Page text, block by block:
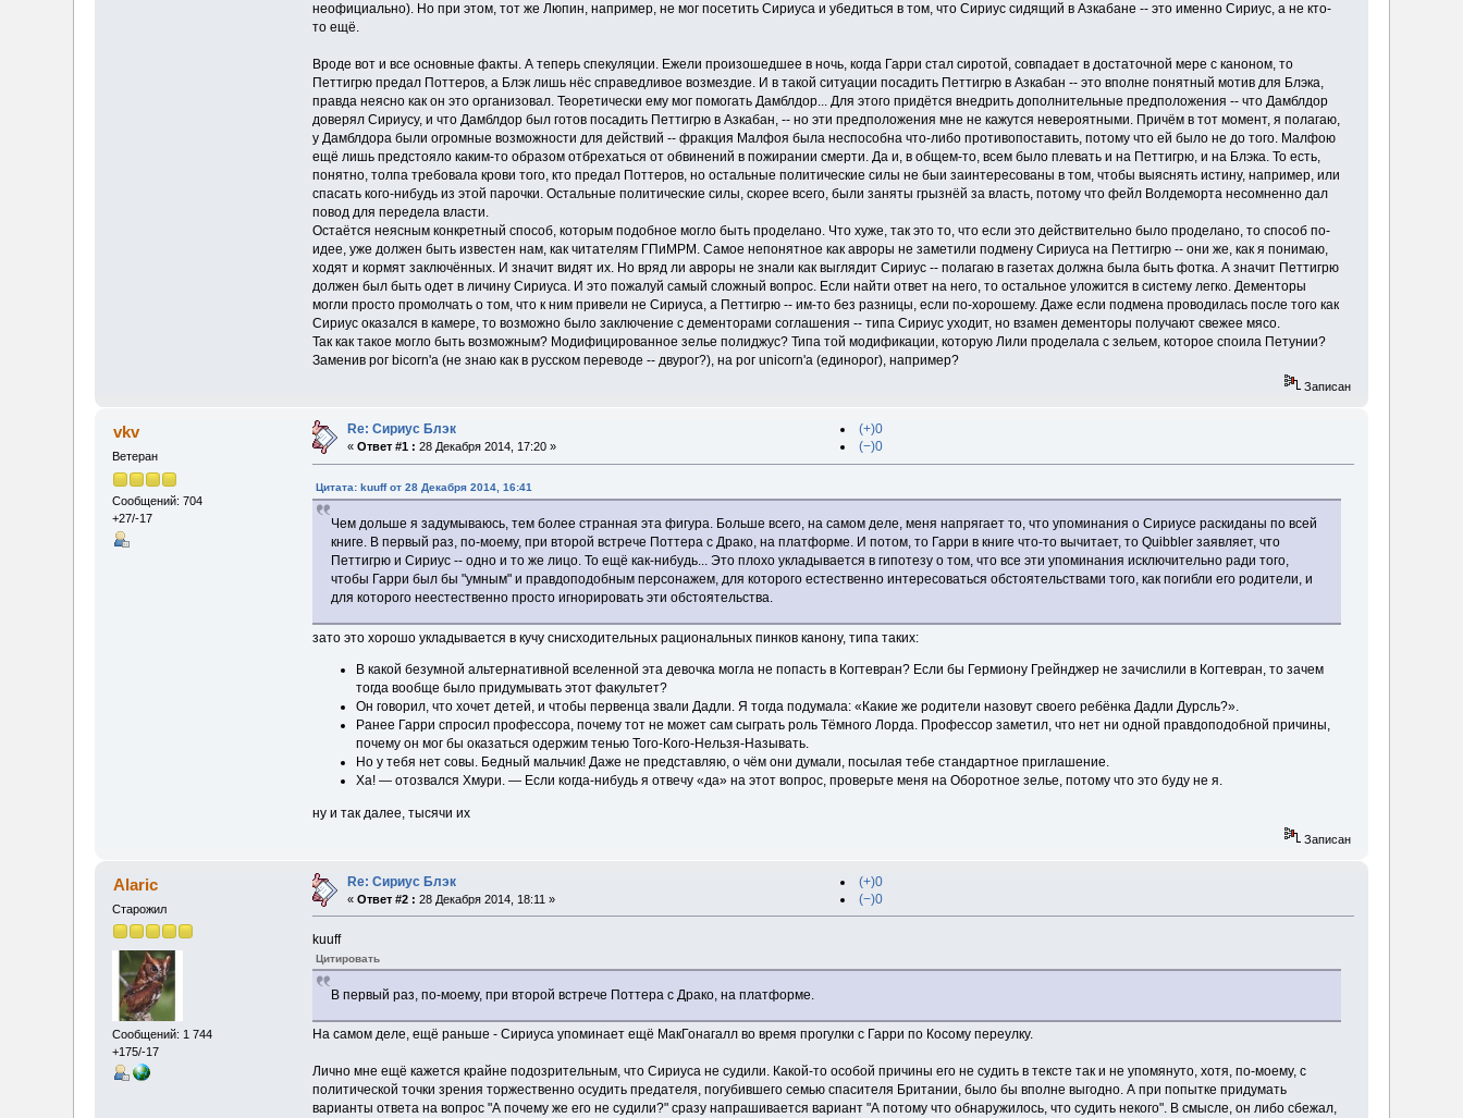
неофициально). Но при этом, тот же Люпин, например, не мог посетить Сириуса и убедиться в том, что Сириус сидящий в Азкабане -- это именно Сириус, а не кто-
то ещё.
Вроде вот и все основные факты. А теперь спекуляции. Ежели произошедшее в ночь, когда Гарри стал сиротой, совпадает в достаточной мере с каноном, то
Петтигрю предал Поттеров, а Блэк лишь нёс справедливое возмездие. И в такой ситуации посадить Петтигрю в Азкабан -- это вполне понятный мотив для Блэка,
правда неясно как он это организовал. Теоретически ему мог помогать Дамблдор... Для этого придётся внедрить дополнительные предположения -- что Дамблдор
доверял Сириусу, и что Дамблдор был готов посадить Петтигрю в Азкабан, -- но эти предположения мне не кажутся невероятными. Причём в тот момент, я полагаю,
у Дамблдора были огромные возможности для действий -- фракция Малфоя была неспособна что-либо противопоставить, потому что ей было не до того. Малфою
ещё лишь предстояло каким-то образом отбрехаться от обвинений в пожирании смерти. Да и, в общем-то, всем было плевать и на Петтигрю, и на Блэка. То есть,
понятно, толпа требовала крови того, кто предал Поттеров, но остальные политические силы не быи заинтересованы в том, чтобы выяснять истину, например, или
спасать кого-нибудь из этой парочки. Остальные политические силы, скорее всего, были заняты грызнёй за власть, потому что фейл Волдеморта несомненно дал
повод для передела власти.
Остаётся неясным конкретный способ, которым подобное могло быть проделано. Что хуже, так это то, что если это действительно было проделано, то способ по-
идее, уже должен быть известен нам, как читателям ГПиМРМ. Самое непонятное как авроры не заметили подмену Сириуса на Петтигрю -- они же, как я понимаю,
ходят и кормят заключённых. И значит видят их. Но вряд ли авроры не знали как выглядит Сириус -- полагаю в газетах должна была быть фотка. А значит Петтигрю
должен был быть одет в личину Сириуса. И это пожалуй самый сложный вопрос. Если найти ответ на него, то остальное уложится в систему легко. Дементоры
могли просто промолчать о том, что к ним привели не Сириуса, а Петтигрю -- им-то без разницы, если по-хорошему. Даже если подмена проводилась после того как
Сириус оказался в камере, то возможно было заключение с дементорами соглашения -- типа Сириус уходит, но взамен дементоры получают свежее мясо.
Так как такое могло быть возможным? Модифицированное зелье полиджус? Типа той модификации, которую Лили проделала с зельем, которое споила Петунии?
Заменив рог bicorn'а (не знаю как в русском переводе -- двурог?), на рог unicorn'а (единорог), например?
Записан
vkv
Ветеран
Сообщений: 704
+27/-17
Re: Сириус Блэк
«Ответ #1 : 28 Декабря 2014, 17:20 »
(+)0
(−)0
Цитата: kuuff от 28 Декабря 2014, 16:41
Чем дольше я задумываюсь, тем более странная эта фигура. Больше всего, на самом деле, меня напрягает то, что упоминания о Сириусе раскиданы по всей
книге. В первый раз, по-моему, при второй встрече Поттера с Драко, на платформе. И потом, то Гарри в книге что-то вычитает, то Quibbler заявляет, что
Петтигрю и Сириус -- одно и то же лицо. То ещё как-нибудь... Это плохо укладывается в гипотезу о том, что все эти упоминания исключительно ради того,
чтобы Гарри был бы "умным" и правдоподобным персонажем, для которого естественно интересоваться обстоятельствами того, как погибли его родители, и
для которого неестественно просто игнорировать эти обстоятельства.
зато это хорошо укладывается в кучу снисходительных рациональных пинков канону, типа таких:
В какой безумной альтернативной вселенной эта девочка могла не попасть в Когтевран? Если бы Гермиону Грейнджер не зачислили в Когтевран, то зачем
тогда вообще было придумывать этот факультет?
Он говорил, что хочет детей, и чтобы первенца звали Дадли. Я тогда подумала: «Какие же родители назовут своего ребёнка Дадли Дурсль?».
Ранее Гарри спросил профессора, почему тот не может сам сыграть роль Тёмного Лорда. Профессор заметил, что нет ни одной правдоподобной причины,
почему он мог бы оказаться одержим тенью Того-Кого-Нельзя-Называть.
Но у тебя нет совы. Бедный мальчик! Даже не представляю, о чём они думали, посылая тебе стандартное приглашение.
Ха! — отозвался Хмури. — Если когда-нибудь я отвечу «да» на этот вопрос, проверьте меня на Оборотное зелье, потому что это буду не я.
ну и так далее, тысячи их
Записан
Alaric
Старожил
Сообщений: 1 744
+175/-17
Re: Сириус Блэк
«Ответ #2 : 28 Декабря 2014, 18:11 »
(+)0
(−)0
kuuff
Цитировать
В первый раз, по-моему, при второй встрече Поттера с Драко, на платформе.
На самом деле, ещё раньше - Сириуса упоминает ещё МакГонагалл во время прогулки с Гарри по Косому переулку.
Лично мне ещё кажется крайне подозрительным, что Сириуса не судили. Какой-то особой причины его не судить в тексте так и не упомянуто, хотя, по-моему, с
политической точки зрения торжественно осудить предателя, погубившего семью спасителя Британии, было бы вполне выгодно. А при попытке придумать
варианты ответа на вопрос "А почему же его не судили?" сразу напрашивается вариант "А потому что обнаружилось, что судить некого". В смысле, он либо сбежал,